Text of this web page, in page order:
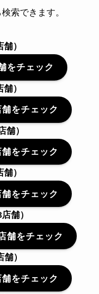
索できます。
）
をチェック
）
をチェック
舗）
をチェック
）
をチェック
舗）
舗をチェック
）
をチェック